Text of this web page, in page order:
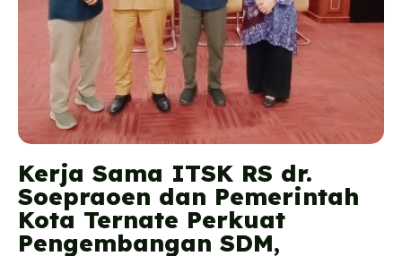
Kerja Sama ITSK RS dr.
Soepraoen dan Pemerintah
Kota Ternate Perkuat
Pengembangan SDM,